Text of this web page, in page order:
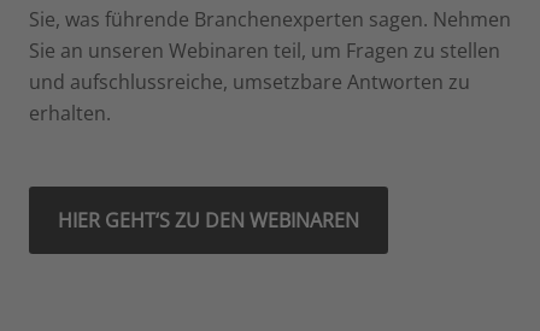
Sie, was führende Branchenexperten sagen. Nehmen
Sie an unseren Webinaren teil, um Fragen zu stellen
und aufschlussreiche, umsetzbare Antworten zu
erhalten.
HIER GEHT‘S ZU DEN WEBINAREN